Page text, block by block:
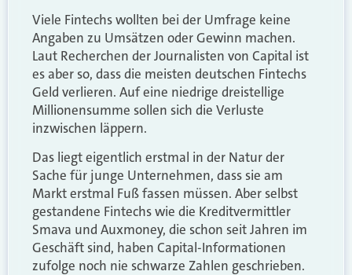
Viele Fintechs wollten bei der Umfrage keine
Angaben zu Umsätzen oder Gewinn machen.
Laut Recherchen der Journalisten von Capital ist
es aber so, dass die meisten deutschen Fintechs
Geld verlieren. Auf eine niedrige dreistellige
Millionensumme sollen sich die Verluste
inzwischen läppern.
Das liegt eigentlich erstmal in der Natur der
Sache für junge Unternehmen, dass sie am
Markt erstmal Fuß fassen müssen. Aber selbst
gestandene Fintechs wie die Kreditvermittler
Smava und Auxmoney, die schon seit Jahren im
Geschäft sind, haben Capital-Informationen
zufolge noch nie schwarze Zahlen geschrieben.